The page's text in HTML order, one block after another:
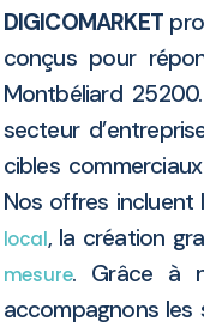
DIGICOMARKET
conçus pour
Montbéliard
secteur
cibles
Nos offres incluent
local, la création
mesure. Grâce à
accompagnons